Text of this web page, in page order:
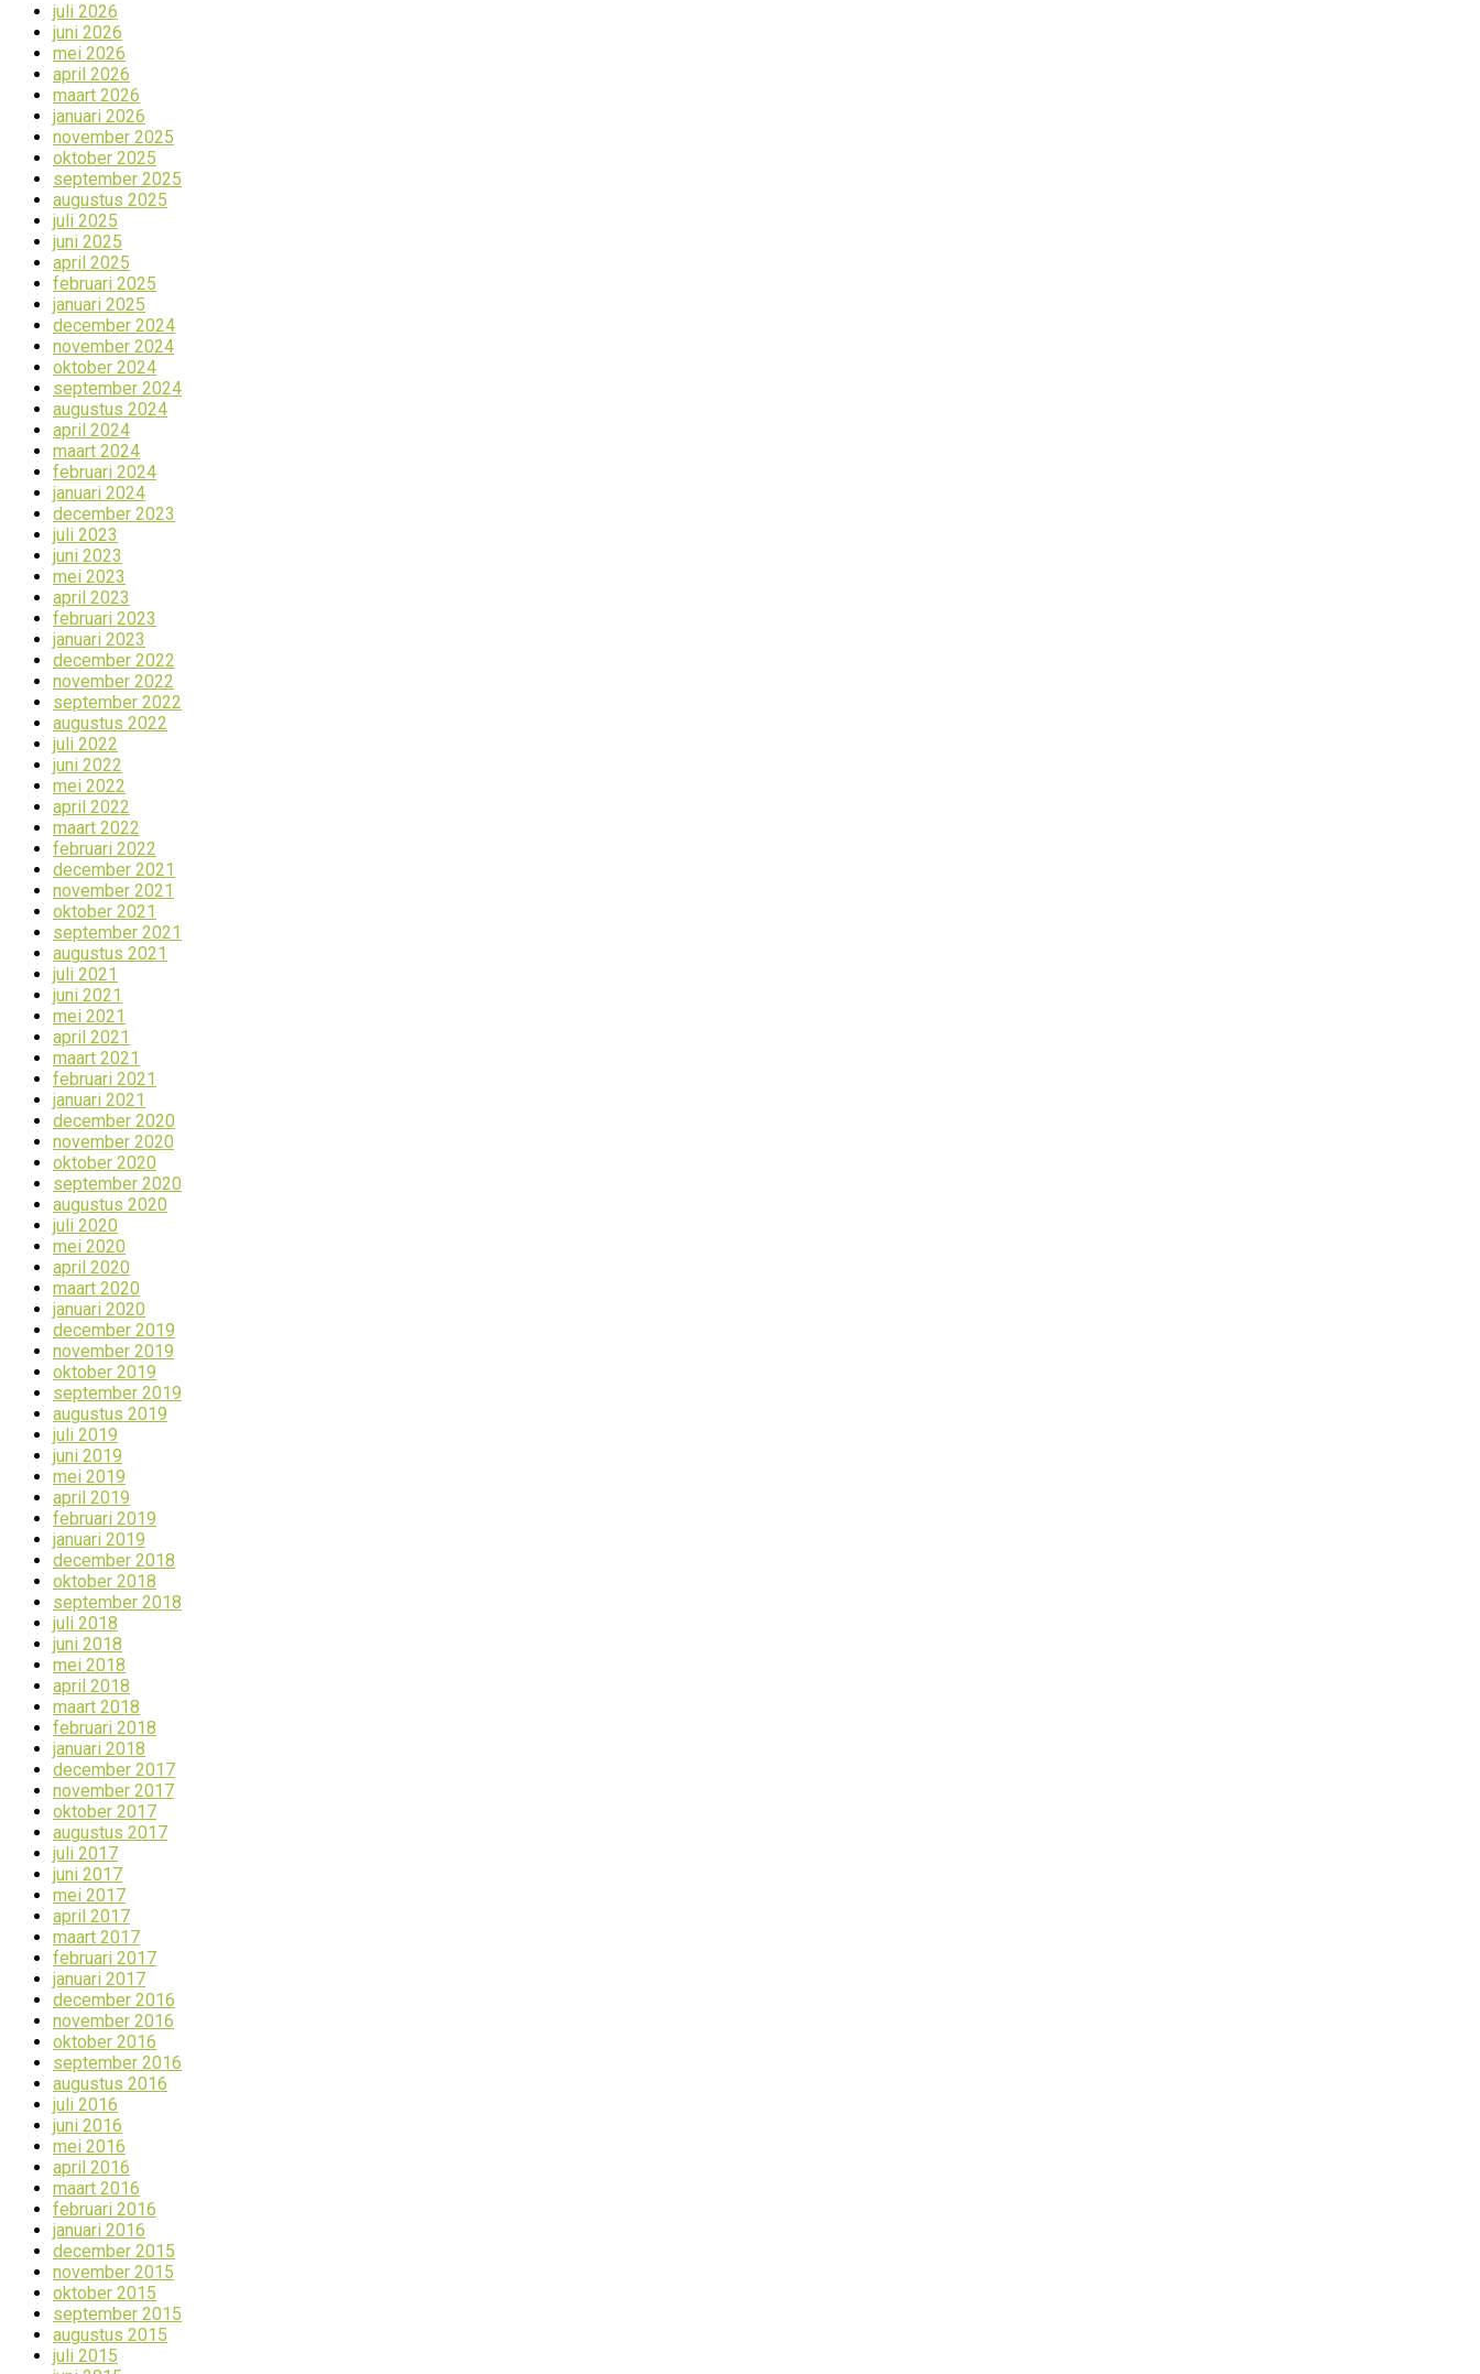
juli 2026
juni 2026
mei 2026
april 2026
maart 2026
januari 2026
november 2025
oktober 2025
september 2025
augustus 2025
juli 2025
juni 2025
april 2025
februari 2025
januari 2025
december 2024
november 2024
oktober 2024
september 2024
augustus 2024
april 2024
maart 2024
februari 2024
januari 2024
december 2023
juli 2023
juni 2023
mei 2023
april 2023
februari 2023
januari 2023
december 2022
november 2022
september 2022
augustus 2022
juli 2022
juni 2022
mei 2022
april 2022
maart 2022
februari 2022
december 2021
november 2021
oktober 2021
september 2021
augustus 2021
juli 2021
juni 2021
mei 2021
april 2021
maart 2021
februari 2021
januari 2021
december 2020
november 2020
oktober 2020
september 2020
augustus 2020
juli 2020
mei 2020
april 2020
maart 2020
januari 2020
december 2019
november 2019
oktober 2019
september 2019
augustus 2019
juli 2019
juni 2019
mei 2019
april 2019
februari 2019
januari 2019
december 2018
oktober 2018
september 2018
juli 2018
juni 2018
mei 2018
april 2018
maart 2018
februari 2018
januari 2018
december 2017
november 2017
oktober 2017
augustus 2017
juli 2017
juni 2017
mei 2017
april 2017
maart 2017
februari 2017
januari 2017
december 2016
november 2016
oktober 2016
september 2016
augustus 2016
juli 2016
juni 2016
mei 2016
april 2016
maart 2016
februari 2016
januari 2016
december 2015
november 2015
oktober 2015
september 2015
augustus 2015
juli 2015